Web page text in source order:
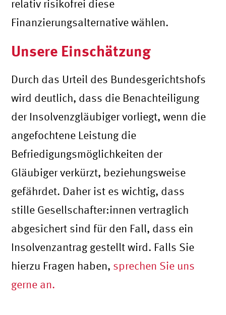
relativ risikofrei diese
Finanzierungsalternative wählen.
Unsere Einschätzung
Durch das Urteil des Bundesgerichtshofs
wird deutlich, dass die Benachteiligung
der Insolvenzgläubiger vorliegt, wenn die
angefochtene Leistung die
Befriedigungsmöglichkeiten der
Gläubiger verkürzt, beziehungsweise
gefährdet. Daher ist es wichtig, dass
stille Gesellschafter:innen vertraglich
abgesichert sind für den Fall, dass ein
Insolvenzantrag gestellt wird. Falls Sie
hierzu Fragen haben, sprechen Sie uns
gerne an.